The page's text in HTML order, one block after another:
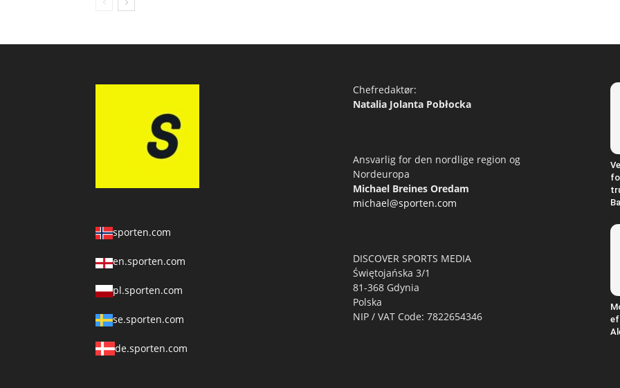
sporten.com
en.sporten.com
pl.sporten.com
se.sporten.com
de.sporten.com
Chefredaktør:
Natalia Jolanta Pobłocka
Ansvarlig for den nordlige region og
Nordeuropa
Michael Breines Oredam
michael@sporten.com
DISCOVER SPORTS MEDIA
Świętojańska 3/1
81-368 Gdynia
Polska
NIP / VAT Code: 7822654346